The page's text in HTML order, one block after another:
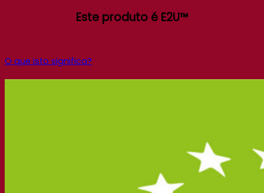
Este produto é E2U™
O que isto significa?